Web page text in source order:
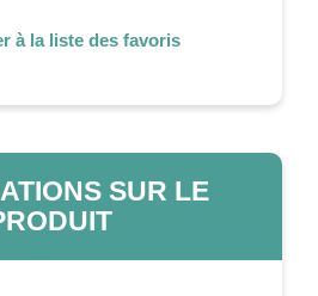
à la liste des favoris
SUR LE